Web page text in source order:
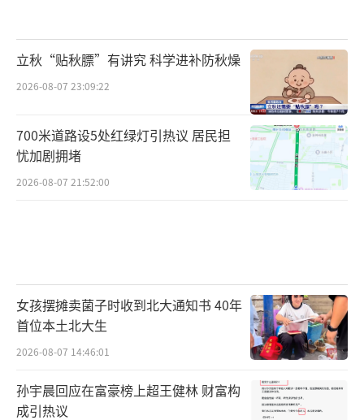
立秋“贴秋膘”有讲究 科学进补防秋燥
2026-08-07 23:09:22
700米道路设5处红绿灯引热议 居民担
忧加剧拥堵
2026-08-07 21:52:00
女孩摆摊卖菌子时收到北大通知书 40年
首位本土北大生
2026-08-07 14:46:01
孙宇晨回应在富豪榜上超王健林 财富构
成引热议